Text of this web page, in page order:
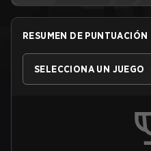
RESUMEN DE PUNTUACIÓN
SELECCIONA UN JUEGO